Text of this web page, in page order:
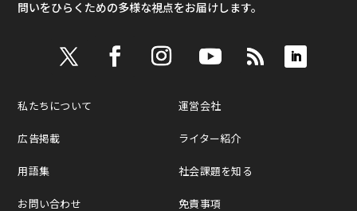
問いをひらくための多様な視点をお届けします。
私たちについて
広告掲載
用語集
お問い合わせ
運営会社
ライター紹介
社会課題を知る
免責事項